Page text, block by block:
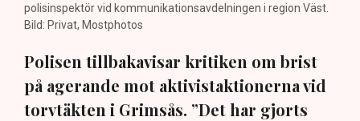
polisinspektör vid kommunikationsavdelningen i region Väst.
Bild: Privat, Mostphotos
Polisen tillbakavisar kritiken om brist
på agerande mot aktivistaktionerna vid
torvtäkten i Grimsås. ”Det har gjorts